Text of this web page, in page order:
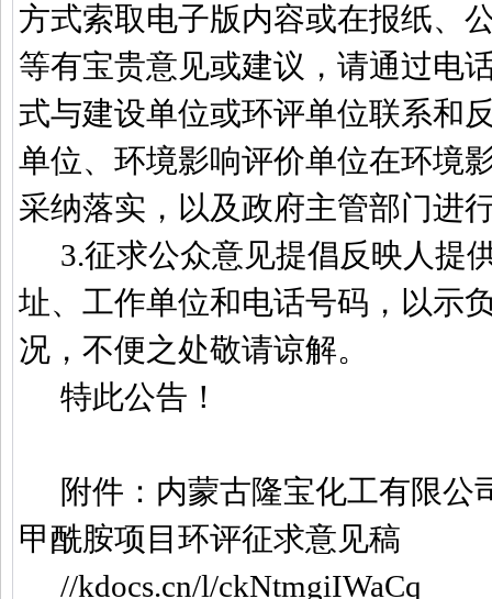
方式索取电子版内容或在报纸、
等有宝贵意见或建议，请通过电
式与建设单位或环评单位联系和
单位、环境影响评价单位在环境
采纳落实，以及政府主管部门进
3.征求公众意见提倡反映人提
址、工作单位和电话号码，以示
况，不便之处敬请谅解。
特此公告！
附件：内蒙古隆宝化工有限公
甲酰胺项目环评征求意见稿
//kdocs.cn/l/ckNtmgiIWaCq